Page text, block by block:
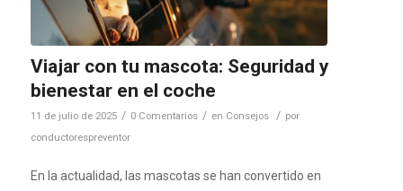
Viajar con tu mascota: Seguridad y
bienestar en el coche
11 de julio de 2025 / 0 Comentarios / en Consejos / por
conductorespreventor
En la actualidad, las mascotas se han convertido en